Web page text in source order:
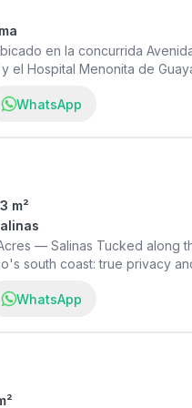
en la concurrida
el Hospital Menonita de
crecimiento en el área,
de 8 apartamentos
mayor información.
WhatsApp
m²
— Salinas Tucked along
south coast: true privacy
10 minutes from the shore,
mountain views welcomes
tile throughout both levels.
room, a
from the pool. Up the
balcony. The
WhatsApp